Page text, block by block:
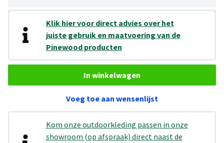
Klik hier voor direct advies over het
juiste gebruik en maatvoering van de
Pinewood producten
In winkelwagen
Voeg toe aan wensenlijst
Kom onze outdoorkleding passen in onze
showroom (op afspraak) direct naast de